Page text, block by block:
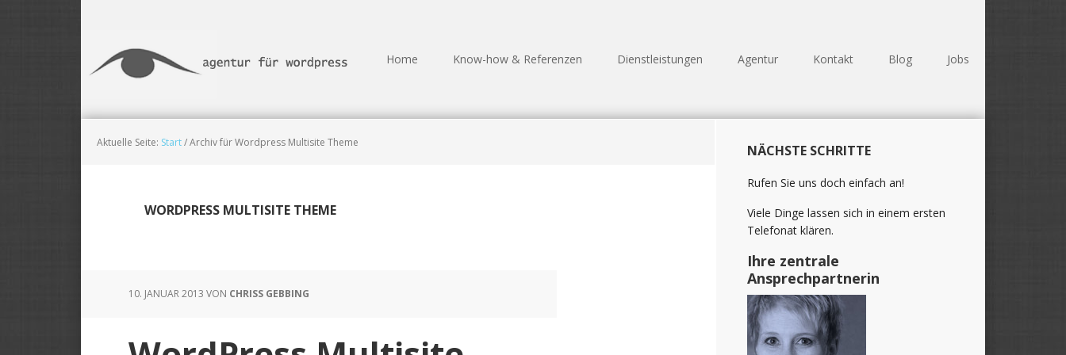
content
Sidebar
springen
springen
Home Know-how & Referenzen Dienstleistungen Agentur Kontakt Blog Jobs
Aktuelle Seite: Start/Archiv für Wordpress Multisite Theme
WORDPRESS MULTISITE THEME
10. JANUAR 2013 VON CHRISS GEBBING
Sidebar
(Primary)
NÄCHSTE SCHRITTE
Rufen Sie uns doch einfach an!
Viele Dinge lassen sich in einem ersten
Telefonat klären.
Ihre zentrale
Ansprechpartnerin